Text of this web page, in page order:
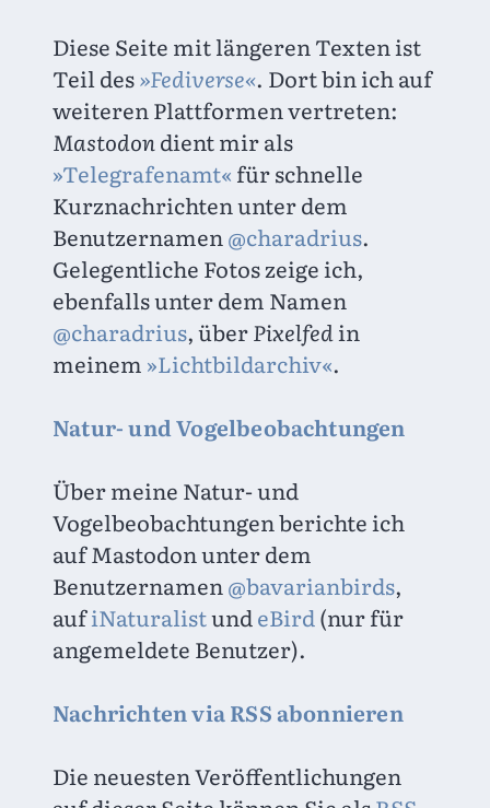
Diese Seite mit längeren Texten ist
Teil des »Fediverse«. Dort bin ich auf
Mastodon
»Telegrafenamt« für schnelle
Kurznachrichten unter dem
Benutzernamen @charadrius.
Gelegentliche Fotos zeige ich,
@charadrius, über Pixelfed in
meinem »Lichtbildarchiv«.
Natur- und Vogelbeobachtungen
Über meine Natur- und
Vogelbeobachtungen berichte ich
auf Mastodon unter dem
Benutzernamen @bavarianbirds,
auf iNaturalist und eBird (nur für
angemeldete Benutzer).
Nachrichten via RSS abonnieren
Die neuesten Veröffentlichungen